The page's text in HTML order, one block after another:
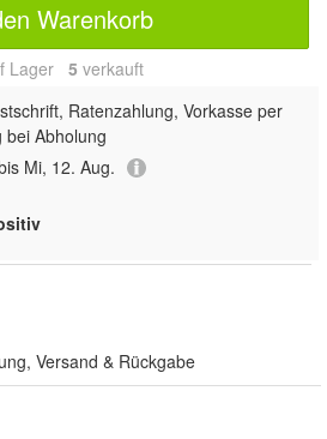
Warenkorb
Lager 5 verkauft
Ratenzahlung, Vorkasse per
bei Abholung
Mi, 12. Aug.
Versand & Rückgabe